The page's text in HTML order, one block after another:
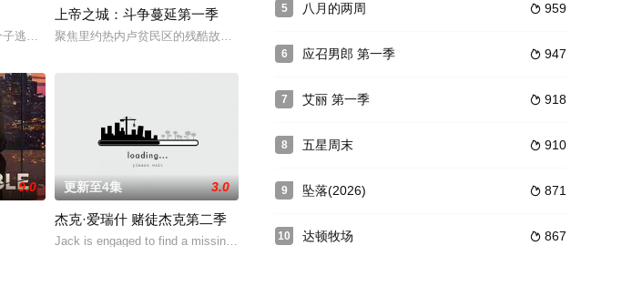
会》，该剧集每集时长半小时，汇集了一流的喜剧演员，他们身着相应时代的服装，感怀
逃至西班牙躲藏。到了1960年代，某位大屠杀幸存者加入特务行列，要向这些纳粹讨回公道。
上帝之城：斗争蔓延第一季
聚焦里约热内卢贫民区的残酷故事，“魔鬼也会叹息着转身的地方”。这部新的剧集继续由电影版导演费尔南多·
民都将面临各种变化，特别是对James和Helen而言。两人的生活步入了新阶
9.0 更新至4集 3.0
杰克·爱瑞什 赌徒杰克第二季
Jack is engaged to find a missing person, only to be later framed for
5  959
八月的两周
6  947
应召男郎 第一季
7  918
艾丽 第一季
8  910
五星周末
9  871
坠落(2026)
10  867
达顿牧场